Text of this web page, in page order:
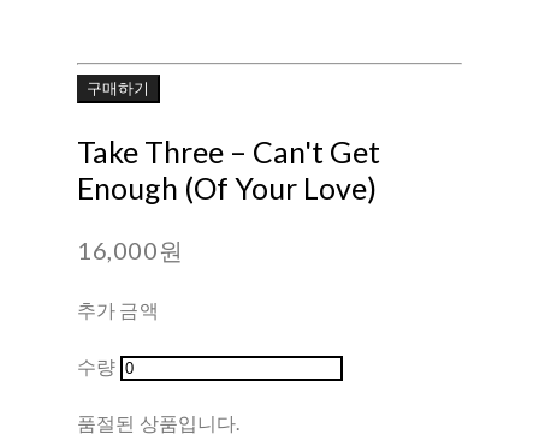
구매하기
Take Three ‎– Can't Get
Enough (Of Your Love)
16,000원
추가 금액
수량
품절된 상품입니다.